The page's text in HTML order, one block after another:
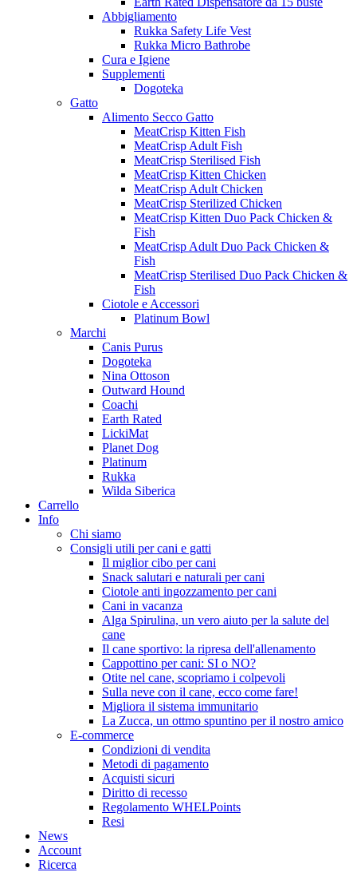
Abbigliamento
Rukka Safety Life Vest
Rukka Micro Bathrobe
Cura e Igiene
Supplementi
Dogoteka
Gatto
Alimento Secco Gatto
MeatCrisp Kitten Fish
MeatCrisp Adult Fish
MeatCrisp Sterilised Fish
MeatCrisp Kitten Chicken
MeatCrisp Adult Chicken
MeatCrisp Sterilized Chicken
MeatCrisp Kitten Duo Pack Chicken &
Fish
MeatCrisp Adult Duo Pack Chicken &
Fish
MeatCrisp Sterilised Duo Pack Chicken &
Fish
Ciotole e Accessori
Platinum Bowl
Marchi
Canis Purus
Dogoteka
Nina Ottoson
Outward Hound
Coachi
Earth Rated
LickiMat
Planet Dog
Platinum
Rukka
Wilda Siberica
Carrello
Info
Chi siamo
Consigli utili per cani e gatti
Il miglior cibo per cani
Snack salutari e naturali per cani
Ciotole anti ingozzamento per cani
Cani in vacanza
Alga Spirulina, un vero aiuto per la salute del
cane
Il cane sportivo: la ripresa dell'allenamento
Cappottino per cani: SI o NO?
Otite nel cane, scopriamo i colpevoli
Sulla neve con il cane, ecco come fare!
Migliora il sistema immunitario
La Zucca, un ottmo spuntino per il nostro amico
E-commerce
Condizioni di vendita
Metodi di pagamento
Acquisti sicuri
Diritto di recesso
Regolamento WHELPoints
Resi
News
Account
Ricerca